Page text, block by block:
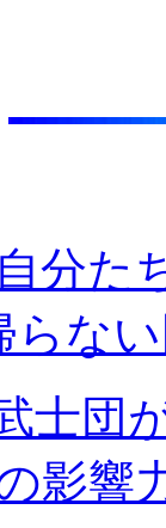
分た
らな
士団
影響